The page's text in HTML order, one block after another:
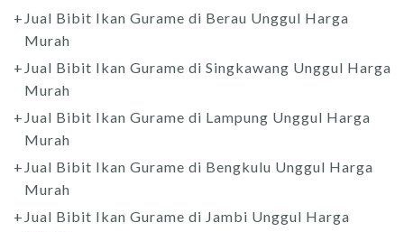
Jual Bibit Ikan Gurame di Berau Unggul Harga
Murah
Jual Bibit Ikan Gurame di Singkawang Unggul Harga
Murah
Jual Bibit Ikan Gurame di Lampung Unggul Harga
Murah
Jual Bibit Ikan Gurame di Bengkulu Unggul Harga
Murah
Jual Bibit Ikan Gurame di Jambi Unggul Harga